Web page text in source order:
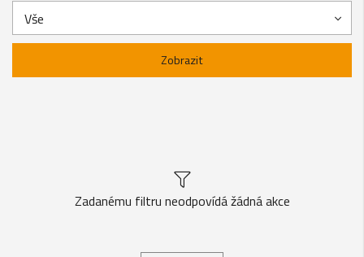
Vše
Zobrazit
Zadanému filtru neodpovídá žádná akce